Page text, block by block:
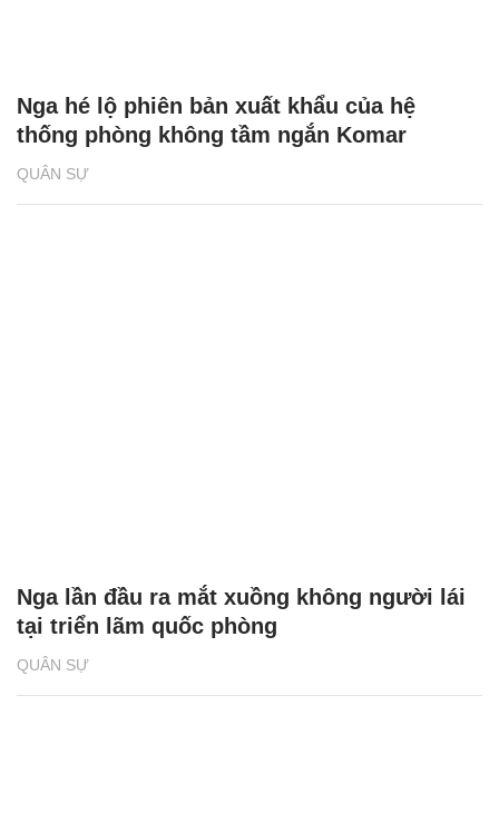
QUÂN SỰ
Nga hé lộ phiên bản xuất khẩu của hệ
thống phòng không tầm ngắn Komar
QUÂN SỰ
Nga lần đầu ra mắt xuồng không người lái
tại triển lãm quốc phòng